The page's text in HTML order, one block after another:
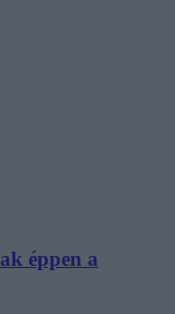
éppen a